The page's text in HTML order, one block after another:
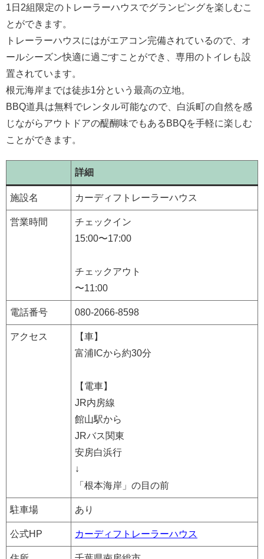
1日2組限定のトレーラーハウスでグランピングを楽しむこ
とができます。
トレーラーハウスにはがエアコン完備されているので、オ
ールシーズン快適に過ごすことができ、専用のトイレも設
置されています。
根元海岸までは徒歩1分という最高の立地。
BBQ道具は無料でレンタル可能なので、白浜町の自然を感
じながらアウトドアの醍醐味でもあるBBQを手軽に楽しむ
ことができます。
詳細
施設名 カーディフトレーラーハウス
営業時間
チェックイン
15:00〜17:00
チェックアウト
〜11:00
電話番号 080-2066-8598
アクセス
【車】
富浦ICから約30分
【電車】
JR内房線
館山駅から
JRバス関東
安房白浜行
↓
「根本海岸」の目の前
駐車場 あり
公式HP カーディフトレーラーハウス